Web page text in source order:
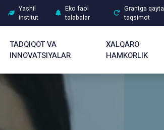
Yashil
institut
Eko faol
talabalar
Grantga qayta
taqsimot
TADQIQOT VA
INNOVATSIYALAR
XALQARO
HAMKORLIK